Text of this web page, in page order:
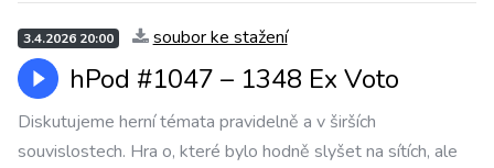
3.4.2026 20:00 soubor ke stažení
hPod #1047 – 1348 Ex Voto
Diskutujeme herní témata pravidelně a v širších
souvislostech. Hra o, které bylo hodně slyšet na sítích, ale